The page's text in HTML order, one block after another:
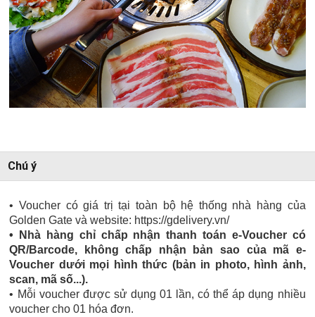
Chú ý
• Voucher có giá trị tại toàn bộ hệ thống nhà hàng của
Golden Gate và website: https://gdelivery.vn/
• Nhà hàng chỉ chấp nhận thanh toán e-Voucher có
QR/Barcode, không chấp nhận bản sao của mã e-
Voucher dưới mọi hình thức (bản in photo, hình ảnh,
scan, mã số...).
• Mỗi voucher được sử dụng 01 lần, có thể áp dụng nhiều
voucher cho 01 hóa đơn.